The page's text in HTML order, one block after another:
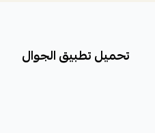
تحميل تطبيق الجوال